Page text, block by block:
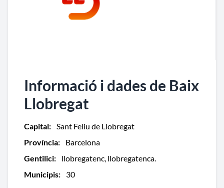
Informació i dades de Baix
Llobregat
Capital: Sant Feliu de Llobregat
Província:
Barcelona
Gentilici:
llobregatenc, llobregatenca.
Municipis:
30